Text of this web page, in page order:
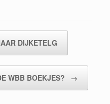
DIJKETELG
WBB BOEKJES? →